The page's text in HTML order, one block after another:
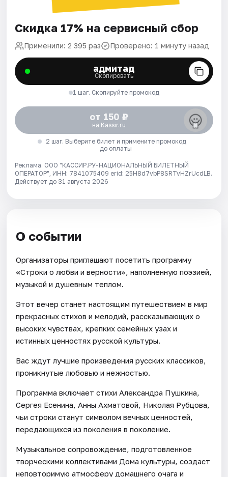
Скидка 17% на сервисный сбор
Применили: 2 395 раз Проверено: 1 минуту назад
адмитад
Скопировать
1 шаг. Скопируйте промокод
от 150 ₽
на Kassir.ru
2 шаг. Выберите билет и примените промокод
до оплаты
Реклама. ООО "КАССИР.РУ-НАЦИОНАЛЬНЫЙ БИЛЕТНЫЙ
ОПЕРАТОР", ИНН: 7841075409 erid: 25H8d7vbP8SRTvHZrUcdLB.
Действует до 31 августа 2026
О событии
Организаторы приглашают посетить программу
«Строки о любви и верности», наполненную поэзией,
музыкой и душевным теплом.
Этот вечер станет настоящим путешествием в мир
прекрасных стихов и мелодий, рассказывающих о
высоких чувствах, крепких семейных узах и
истинных ценностях русской культуры.
Вас ждут лучшие произведения русских классиков,
проникнутые любовью и нежностью.
Программа включает стихи Александра Пушкина,
Сергея Есенина, Анны Ахматовой, Николая Рубцова,
чьи строки станут символом вечных ценностей,
передающихся из поколения в поколение.
Музыкальное сопровождение, подготовленное
творческими коллективами Дома культуры, создаст
неповторимую атмосферу домашнего очага и